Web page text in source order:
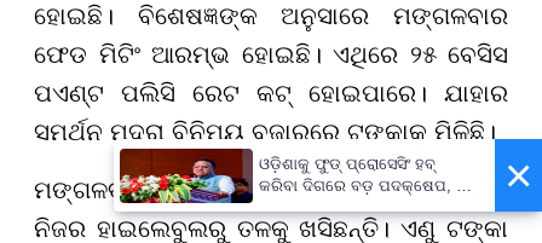
ହୋଇଛି। ବିଶେଷଜ୍ଞଙ୍କ ଅନୁସାରେ ମଙ୍ଗଳବାର
ଫେଡ ମିଟିଂ ଆରମ୍ଭ ହୋଇଛି। ଏଥିରେ ୨୫ ବେସିସ
ପଏଣ୍ଟ ପଲିସି ରେଟ କଟ୍ ହୋଇପାରେ। ଯାହାର
ସମର୍ଥନ ମୁଦ୍ରା ବିନିମୟ ବଜାରରେ ଟଙ୍କାକୁ ମିଳିଛି।
ମଙ୍ଗଳବାର ଆମେରିକା ଡଲାର ଓ ଅଶୋଧିତ ତୈଳ
ନିଜର ହାଇଲେବୁଲରୁ ତଳକୁ ଖସିଛନ୍ତି। ଏଣୁ ଟଙ୍କା
×
ଓଡ଼ିଶାକୁ ଫୁଡ୍ ପ୍ରୋସେସିଂ ହବ୍
କରିବା ଦିଗରେ ବଡ଼ ପଦକ୍ଷେପ, ୪୨
ହଜାରରୁ ଅଧିକ ନିଯୁକ୍ତି ସୁଯୋଗ